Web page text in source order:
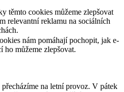
těmto cookies můžeme zlepšovat
relevantní reklamu na sociálních
nám pomáhají pochopit, jak e-
ho můžeme zlepšovat.
na letní provoz. V pátek